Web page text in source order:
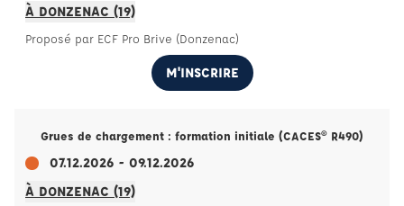
À DONZENAC (19)
Proposé par ECF Pro Brive (Donzenac)
M'INSCRIRE
Grues de chargement : formation initiale (CACES® R490)
07.12.2026 - 09.12.2026
À DONZENAC (19)